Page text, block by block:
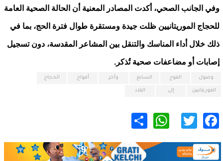
وفي الجانب الصحي، أكدت المصادر المعنية أن الحالة الصحية العامة
للحجاج الموريتانيين ظلت جيدة ومستقرة طوال فترة الحج، بما في
ذلك خلال أداء المناسك والتنقل بين المشاعر المقدسة، دون تسجيل
إصابات أو مضاعفات صحية تُذكر.
وصول الفوج السابع وآخر أفواج الحجاج
الموريتانيين إلى البلاد
Facebook
Twitter
WhatsApp